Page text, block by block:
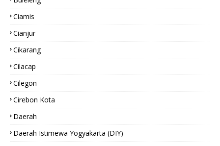
Ciamis
Cianjur
Cikarang
Cilacap
Cilegon
Cirebon Kota
Daerah
Daerah Istimewa Yogyakarta (DIY)